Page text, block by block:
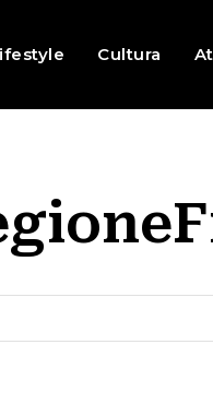
Cultura